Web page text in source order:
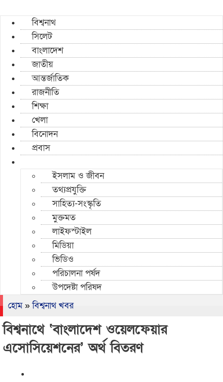
বিশ্বনাথ
সিলেট
বাংলাদেশ
জাতীয়
আন্তর্জাতিক
রাজনীতি
শিক্ষা
খেলা
বিনোদন
প্রবাস
ইসলাম ও জীবন
তথ্যপ্রযুক্তি
সাহিত্য-সংস্কৃতি
মুক্তমত
লাইফস্টাইল
মিডিয়া
ভিডিও
পরিচালনা পর্ষদ
উপদেষ্টা পরিষদ
হোম»বিশ্বনাথ খবর
বিশ্বনাথে ‘বাংলাদেশ ওয়েলফেয়ার
এসোসিয়েশনের’ অর্থ বিতরণ